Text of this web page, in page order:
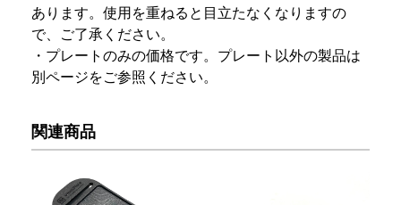
あります。使用を重ねると目立たなくなりますの
で、ご了承ください。
・プレートのみの価格です。プレート以外の製品は
別ページをご参照ください。
関連商品